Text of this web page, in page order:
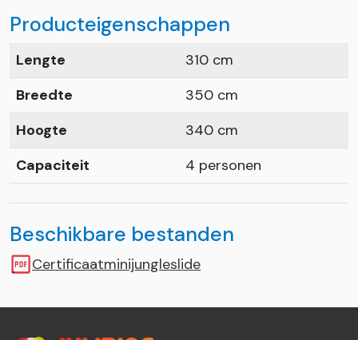
Producteigenschappen
Lengte
310 cm
Breedte
350 cm
Hoogte
340 cm
Capaciteit
4 personen
Beschikbare bestanden
Certificaatminijungleslide